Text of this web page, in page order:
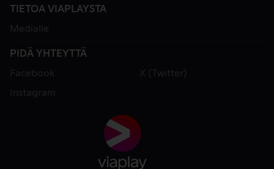
TIETOA VIAPLAYSTA
Medialle
PIDÄ YHTEYTTÄ
Facebook
X (Twitter)
Instagram